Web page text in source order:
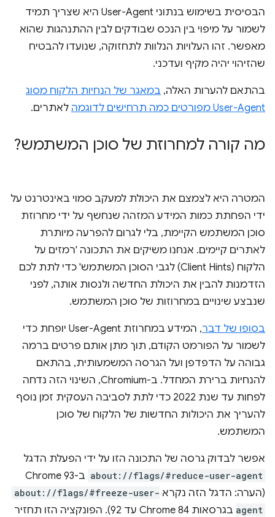
הבסיסית בשימוש בנתוני User-Agent היא שצריך תמיד
לשמור על מיפוי בין הנכס שבודקים לבין ההתנהגות שהוא
מאפשר. זהו העלויות הנלוות לתחזוקה, שנועדו להבטיח
שהזיהוי יהיה מקיף ועדכני.
בהתאם להערות האלה, במאגר של הנחיות הלקוח מסוג
User-Agent מפורטים כמה תרחישים לדוגמה
לאתרים.
מה קורה למחרוזת של סוכן המשתמש?
המטרה היא לצמצם את היכולת למעקב סמוי באינטרנט על
ידי הפחתת כמות המידע המזהה שנחשף על ידי מחרוזת
סוכן המשתמש הקיימת, בלי לגרום להפרעה מיותרת
לאתרים קיימים. אנחנו משיקים את התכונה 'רמזים על
הלקוח (Client Hints) לגבי הסוכן המשתמש' כדי לתת לכם
הזדמנות להבין את היכולת החדשה ולנסות אותה, לפני
שנבצע שינויים במחרוזות של סוכן המשתמש.
בסופו של דבר
, המידע במחרוזת User-Agent יופחת כדי
לשמור על הפורמט הקודם, תוך מתן אותם פרטים ברמה
גבוהה על הדפדפן ועל הגרסה המשמעותית, בהתאם
להנחיות ברירת המחדל. ב-Chromium, השינוי הזה נדחה
לפחות עד שנת 2022 כדי לתת לסביבה העסקית זמן נוסף
להעריך את היכולות החדשות של הלקוח של סוכן
המשתמש.
אפשר לבדוק גרסה של התכונה הזו על ידי הפעלת הדגל
about://flags/#reduce-user-agent
ב-Chrome 93
(הערה: הדגל הזה נקרא about://flags/#freeze-user-
agent
בגרסאות Chrome 84 עד 92). הפונקציה הזו תחזיר